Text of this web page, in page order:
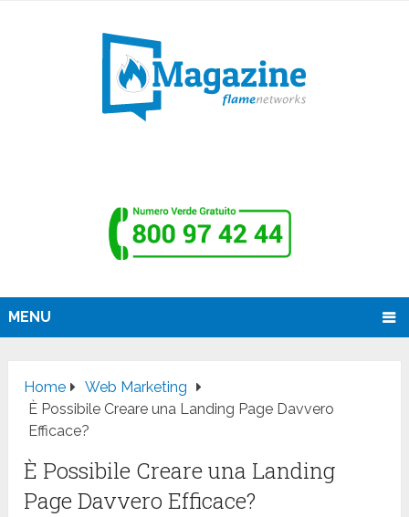
MENU
Home
Web Marketing
È Possibile Creare una Landing Page Davvero
Efficace?
È Possibile Creare una Landing
Page Davvero Efficace?